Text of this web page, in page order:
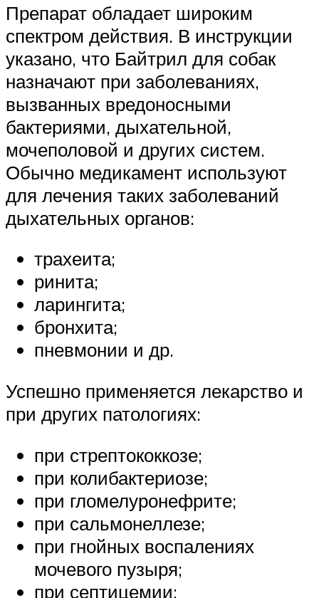
Препарат обладает широким
спектром действия. В инструкции
указано, что Байтрил для собак
назначают при заболеваниях,
вызванных вредоносными
бактериями, дыхательной,
мочеполовой и других систем.
Обычно медикамент используют
для лечения таких заболеваний
дыхательных органов:
трахеита;
ринита;
ларингита;
бронхита;
пневмонии и др.
Успешно применяется лекарство и
при других патологиях:
при стрептококкозе;
при колибактериозе;
при гломелуронефрите;
при сальмонеллезе;
при гнойных воспалениях
мочевого пузыря;
при септицемии;